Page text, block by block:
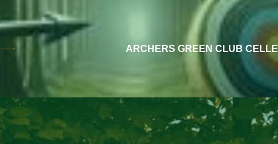
ARCHERS GREEN CLUB CELLE